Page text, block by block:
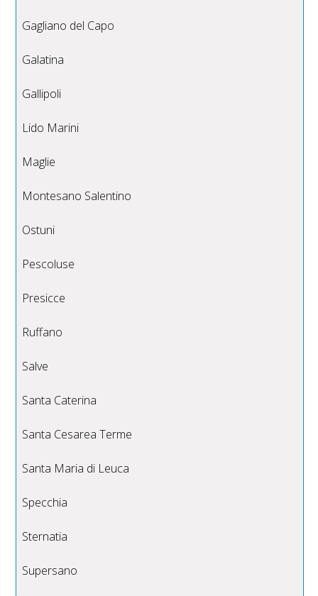
Gagliano del Capo
Galatina
Gallipoli
Lido Marini
Maglie
Montesano Salentino
Ostuni
Pescoluse
Presicce
Ruffano
Salve
Santa Caterina
Santa Cesarea Terme
Santa Maria di Leuca
Specchia
Sternatia
Supersano